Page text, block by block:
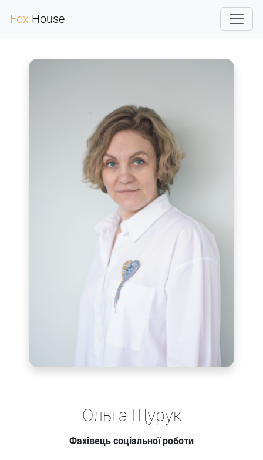
Fox House
Ольга Щурук
Фахівець соціальної роботи